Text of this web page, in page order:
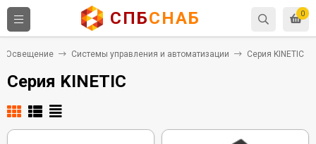
0
СПБСНАБ
Освещение Системы управления и автоматизации Серия KINETIC
Серия KINETIC